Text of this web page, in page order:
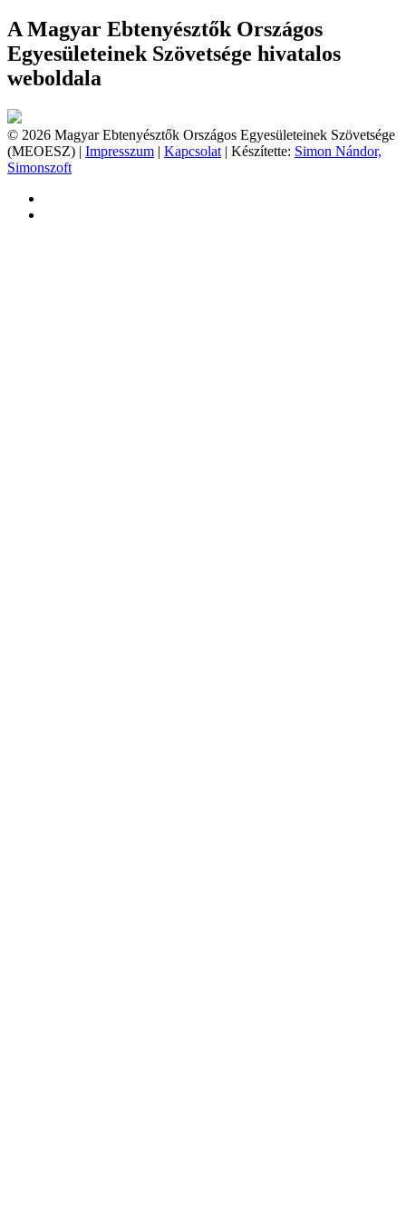
A Magyar Ebtenyésztők Országos
Egyesületeinek Szövetsége hivatalos
weboldala
© 2026 Magyar Ebtenyésztők Országos Egyesületeinek Szövetsége
(MEOESZ) | Impresszum | Kapcsolat | Készítette: Simon Nándor,
Simonszoft